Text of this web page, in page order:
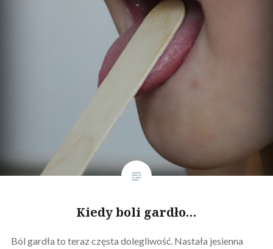
Kiedy boli gardło…
Ból gardła to teraz częsta dolegliwość. Nastała jesienna